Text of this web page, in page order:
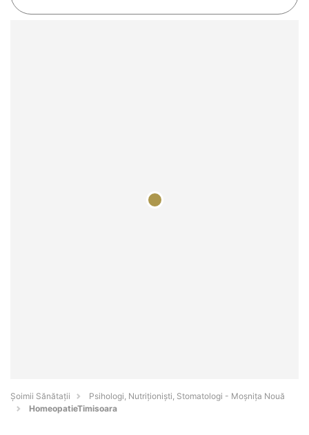
Şoimii Sănătații
Psihologi, Nutriționiști, Stomatologi - Moşniţa Nouă
HomeopatieTimisoara